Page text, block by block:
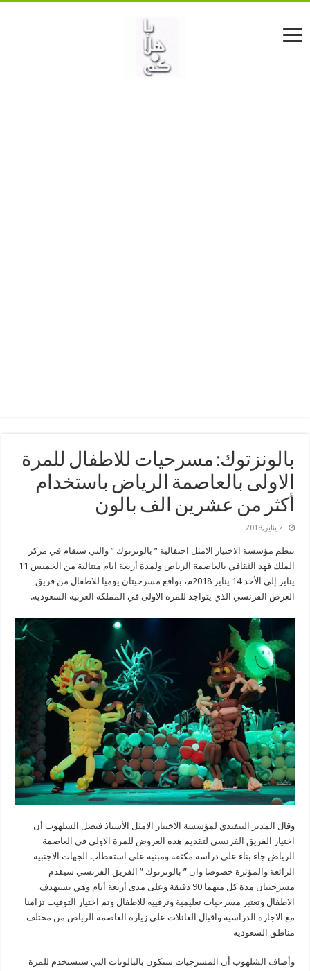
بالونزتوك: مسرحيات للاطفال للمرة
الاولى بالعاصمة الرياض باستخدام
أكثر من عشرين الف بالون
2 يناير,2018
تنظم مؤسسة الاختيار الامثل احتفالية ” بالونزتوك ” والتي ستقام في مركز
الملك فهد الثقافي بالعاصمة الرياض ولمدة أربعة ايام متتالية من الخميس 11
يناير إلى الأحد 14 يناير 2018م، بواقع مسرحيتان يوميا للاطفال من فريق
العرض الفرنسي الذي يتواجد للمرة الاولى في المملكة العربية السعودية.
وقال المدير التنفيذي لمؤسسة الاختيار الامثل الأستاذ فيصل الشلهوب أن
اختيار الفريق الفرنسي لتقديم هذه العروض للمرة الاولى في العاصمة
الرياض جاء بناء على دراسة مكثفة ومبنيه على استقطاب الجهات الاجنبية
الرائعة والمؤثرة خصوصا وان ” بالونزتوك ” الفريق الفرنسي سيقدم
مسرحيتان مدة كل منهما 90 دقيقة وعلى مدى أربعة أيام وهي تستهدف
الاطفال وتعتبر مسرحيات تعليمية وترفييه للاطفال وتم اختيار التوقيت تزامنا
مع الاجازة الدراسية واقبال العائلات على زيارة العاصمة الرياض من مختلف
مناطق السعودية
وأضاف الشلهوب أن المسرحيات ستكون بالبالونات التي ستستخدم للمرة